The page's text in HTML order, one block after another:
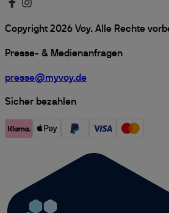
Copyright 2026 Voy. Alle Rechte
Presse- & Medienanfragen
presse@myvoy.de
Sicher bezahlen